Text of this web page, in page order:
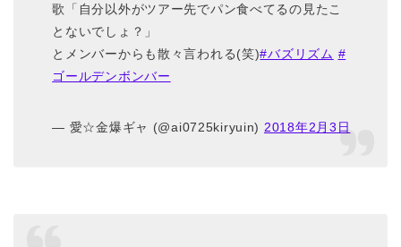
歌「自分以外がツアー先でパン食べてるの見たこ
とないでしょ？」
とメンバーからも散々言われる(笑)#バズリズム #
ゴールデンボンバー
— 愛☆金爆ギャ (@ai0725kiryuin) 2018年2月3日